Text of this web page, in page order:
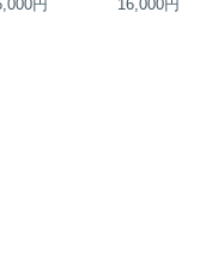
円 16,000円